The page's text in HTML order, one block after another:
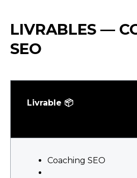
LIVRABLES —
SEO
Livrable 📦
Coaching SEO